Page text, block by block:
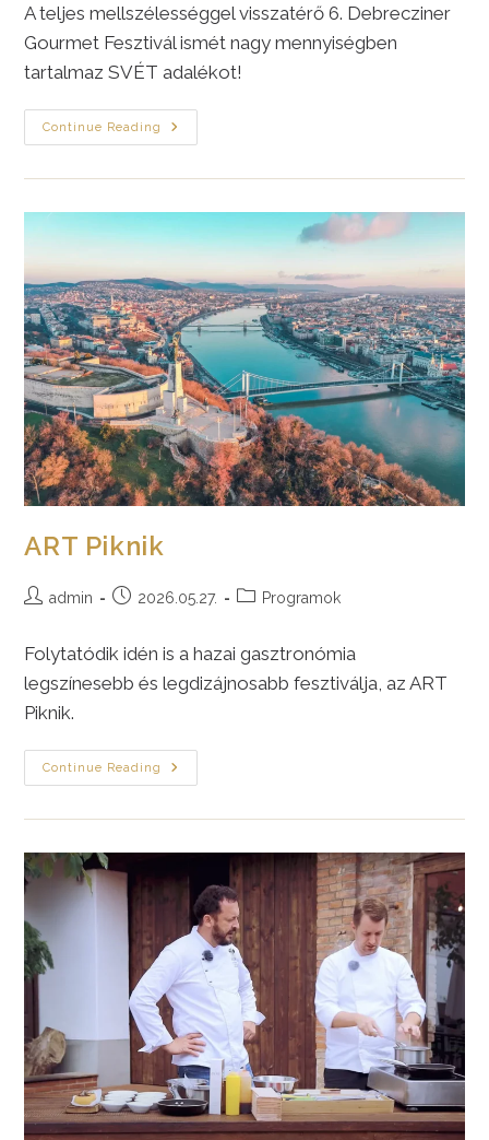
A teljes mellszélességgel visszatérő 6. Debrecziner
Gourmet Fesztivál ismét nagy mennyiségben
tartalmaz SVÉT adalékot!
Continue Reading
6.
Debrecziner
ART Piknik
Postadmin
Post2026.05.27.
PostProgramok
Folytatódik idén is a hazai gasztronómia
legszínesebb és legdizájnosabb fesztiválja, az ART
Piknik.
Continue Reading
ART
Piknik